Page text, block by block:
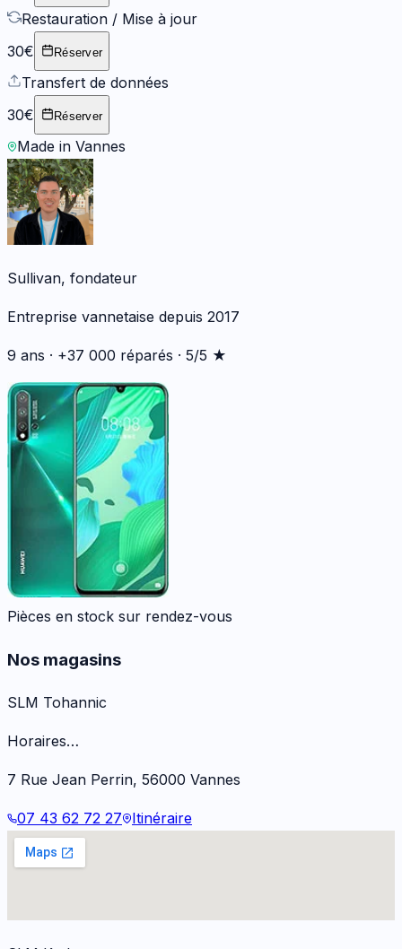
Restauration / Mise à jour
30€
Réserver
Transfert de données
30€
Réserver
Made in Vannes
Sullivan, fondateur
Entreprise vannetaise depuis 2017
9 ans · +37 000 réparés · 5/5 ★
Pièces en stock sur rendez-vous
Nos magasins
SLM Tohannic
Horaires…
7 Rue Jean Perrin, 56000 Vannes
07 43 62 72 27 Itinéraire